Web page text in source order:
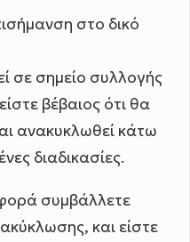
στο δικό
σε σημείο συλλογής
βέβαιος ότι θα
ανακυκλωθεί κάτω
διαδικασίες.
συμβάλλετε
και είστε